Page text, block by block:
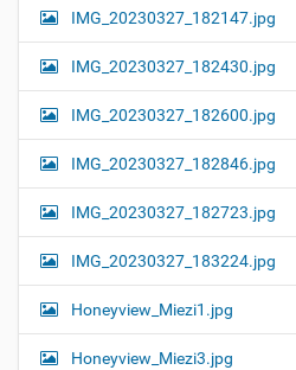
IMG_20230327_182147.jpg
IMG_20230327_182430.jpg
IMG_20230327_182600.jpg
IMG_20230327_182846.jpg
IMG_20230327_182723.jpg
IMG_20230327_183224.jpg
Honeyview_Miezi1.jpg
Honeyview_Miezi3.jpg